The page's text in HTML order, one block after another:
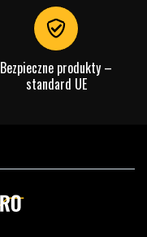
Bezpieczne produkty –
standard UE